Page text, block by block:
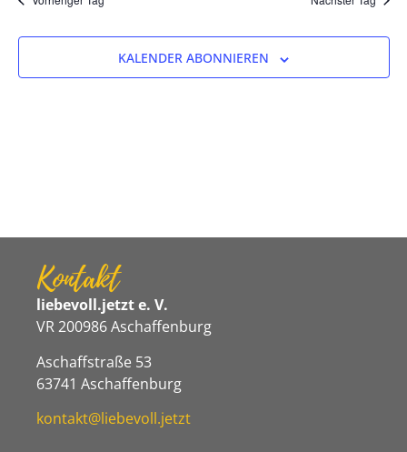
und
KALENDER ABONNIEREN
Kontakt
liebevoll.jetzt e. V.
VR 200986 Aschaffenburg
Aschaffstraße 53
63741 Aschaffenburg
kontakt@liebevoll.jetzt